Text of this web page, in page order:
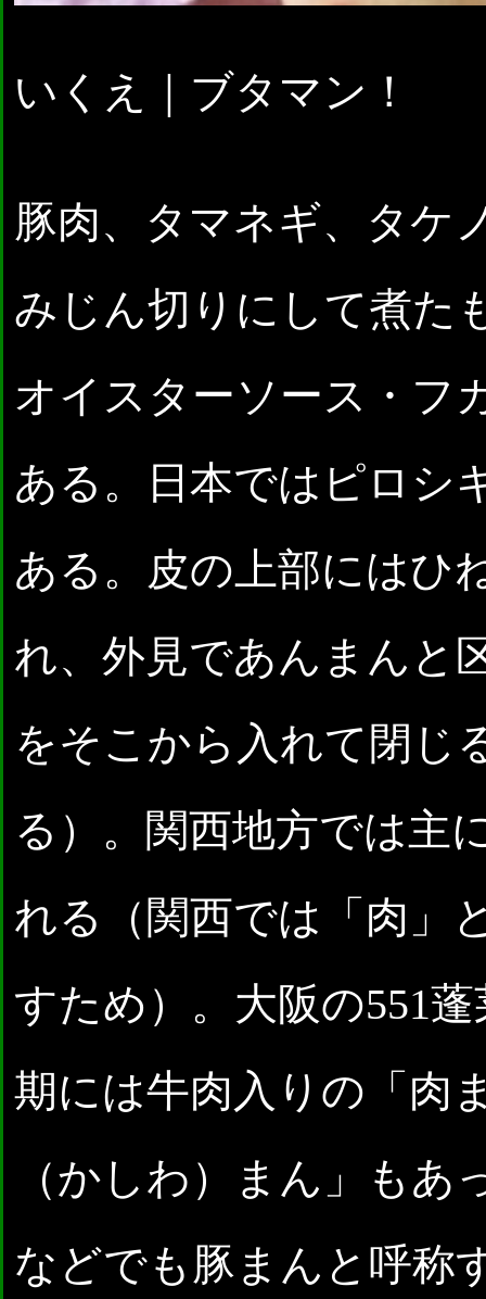
いくえ｜ブタマン！
豚肉、タマネギ、タケ
みじん切りにして煮た
オイスターソース・フ
ある。日本ではピロシ
ある。皮の上部にはひ
れ、外見であんまんと
をそこから入れて閉じ
る）。関西地方では主
れる（関西では「肉」
すため）。大阪の551
期には牛肉入りの「肉
（かしわ）まん」も
などでも豚まんと呼称